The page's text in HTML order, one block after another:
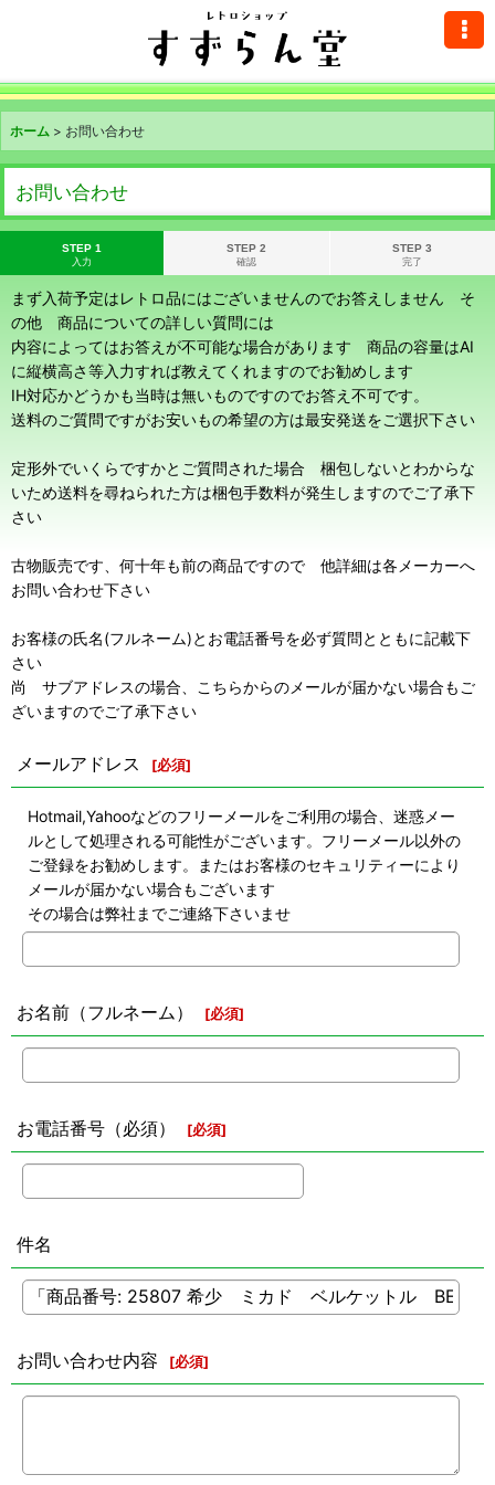
ホーム > お問い合わせ
お問い合わせ
STEP 1
入力
STEP 2
確認
STEP 3
完了
まず入荷予定はレトロ品にはございませんのでお答えしません そ
の他 商品についての詳しい質問には
内容によってはお答えが不可能な場合があります 商品の容量はAI
に縦横高さ等入力すれば教えてくれますのでお勧めします
IH対応かどうかも当時は無いものですのでお答え不可です。
送料のご質問ですがお安いもの希望の方は最安発送をご選択下さい
定形外でいくらですかとご質問された場合 梱包しないとわからな
いため送料を尋ねられた方は梱包手数料が発生しますのでご了承下
さい
古物販売です、何十年も前の商品ですので 他詳細は各メーカーへ
お問い合わせ下さい
お客様の氏名(フルネーム)とお電話番号を必ず質問とともに記載下
さい
尚 サブアドレスの場合、こちらからのメールが届かない場合もご
ざいますのでご了承下さい
メールアドレス [必須]
Hotmail,Yahooなどのフリーメールをご利用の場合、迷惑メー
ルとして処理される可能性がございます。フリーメール以外の
ご登録をお勧めします。またはお客様のセキュリティーにより
メールが届かない場合もございます
その場合は弊社までご連絡下さいませ
お名前（フルネーム） [必須]
お電話番号（必須） [必須]
件名
お問い合わせ内容 [必須]